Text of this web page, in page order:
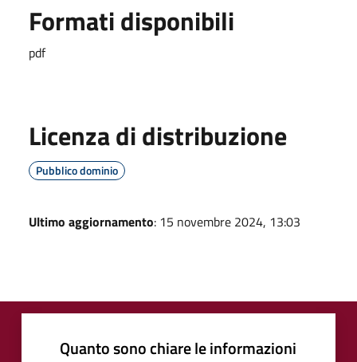
Formati disponibili
pdf
Licenza di distribuzione
Pubblico dominio
Ultimo aggiornamento: 15 novembre 2024, 13:03
Quanto sono chiare le informazioni